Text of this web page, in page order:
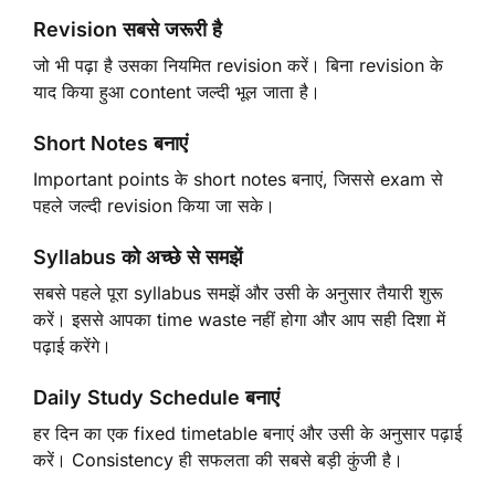
Revision सबसे जरूरी है
जो भी पढ़ा है उसका नियमित revision करें। बिना revision के
याद किया हुआ content जल्दी भूल जाता है।
Short Notes बनाएं
Important points के short notes बनाएं, जिससे exam से
पहले जल्दी revision किया जा सके।
Syllabus को अच्छे से समझें
सबसे पहले पूरा syllabus समझें और उसी के अनुसार तैयारी शुरू
करें। इससे आपका time waste नहीं होगा और आप सही दिशा में
पढ़ाई करेंगे।
Daily Study Schedule बनाएं
हर दिन का एक fixed timetable बनाएं और उसी के अनुसार पढ़ाई
करें। Consistency ही सफलता की सबसे बड़ी कुंजी है।